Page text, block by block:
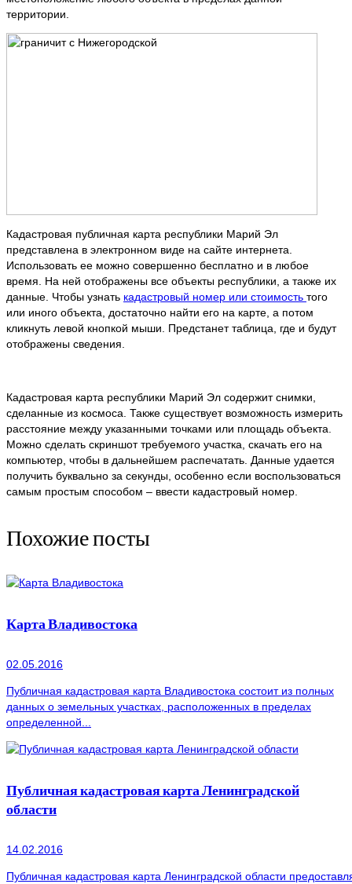
территории.
Кадастровая публичная карта республики Марий Эл
представлена в электронном виде на сайте интернета.
Использовать ее можно совершенно бесплатно и в любое
время. На ней отображены все объекты республики, а также их
данные. Чтобы узнать кадастровый номер или стоимость того
или иного объекта, достаточно найти его на карте, а потом
кликнуть левой кнопкой мыши. Предстанет таблица, где и будут
отображены сведения.
Кадастровая карта республики Марий Эл содержит снимки,
сделанные из космоса. Также существует возможность измерить
расстояние между указанными точками или площадь объекта.
Можно сделать скриншот требуемого участка, скачать его на
компьютер, чтобы в дальнейшем распечатать. Данные удается
получить буквально за секунды, особенно если воспользоваться
самым простым способом – ввести кадастровый номер.
Похожие посты
Карта Владивостока
02.05.2016
Публичная кадастровая карта Владивостока состоит из полных
данных о земельных участках, расположенных в пределах
определенной...
Публичная кадастровая карта Ленинградской
области
14.02.2016
Публичная кадастровая карта Ленинградской области